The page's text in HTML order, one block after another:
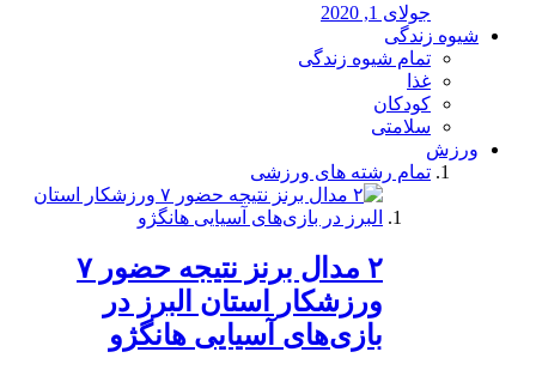
جولای 1, 2020
شیوه زندگی
تمام شیوه زندگی
غذا
کودکان
سلامتی
ورزش
تمام رشته های ورزشی
۲ مدال برنز نتیجه حضور ۷
ورزشکار استان البرز در
بازی‌های آسیایی هانگژو